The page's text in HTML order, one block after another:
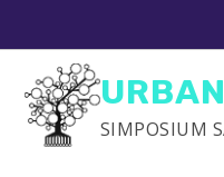
content
SIMPOSIUM